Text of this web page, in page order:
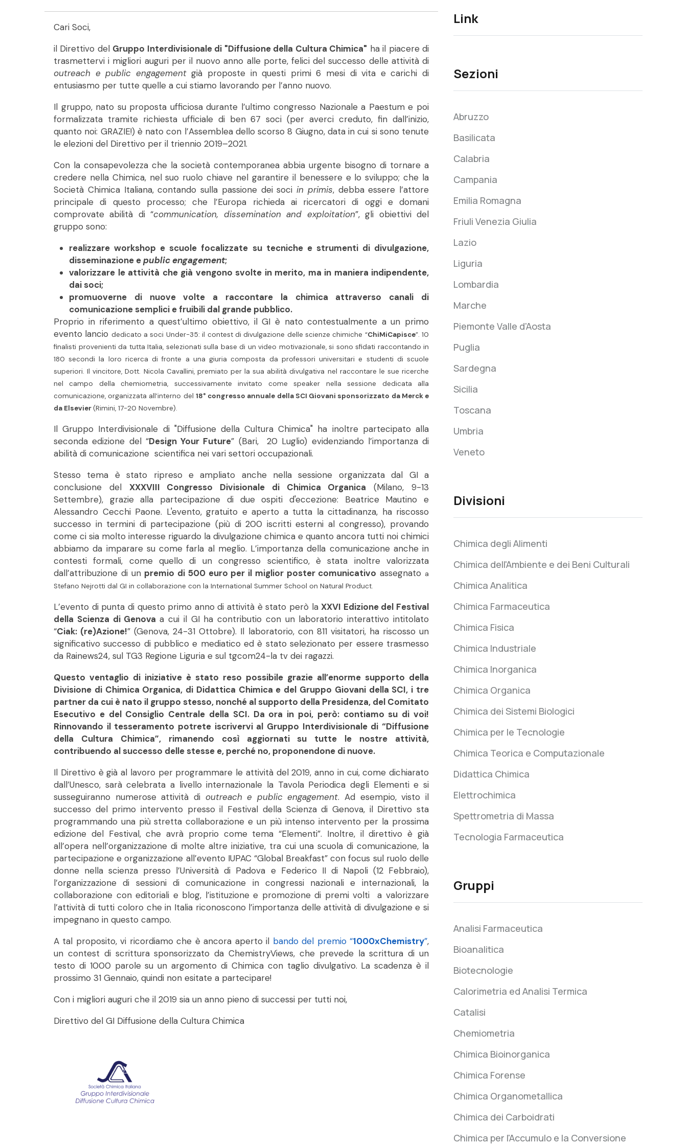
Cari Soci,
il Direttivo del Gruppo Interdivisionale di "Diffusione della Cultura Chimica" ha il piacere di
trasmettervi i migliori auguri per il nuovo anno alle porte, felici del successo delle attività di
outreach e public engagementgià proposte in questi primi 6 mesi di vita e carichi di
entusiasmo per tutte quelle a cui stiamo lavorando per l’anno nuovo.
Il gruppo, nato su proposta ufficiosa durante l’ultimo congresso Nazionale a Paestum e poi
formalizzata tramite richiesta ufficiale di ben 67 soci (per averci creduto, fin dall’inizio,
quanto noi: GRAZIE!) è nato con l’Assemblea dello scorso 8 Giugno, data in cui si sono tenute
le elezioni del Direttivo per il triennio 2019–2021.
Con la consapevolezza che la società contemporanea abbia urgente bisogno di tornare a
credere nella Chimica, nel suo ruolo chiave nel garantire il benessere e lo sviluppo; che la
Società Chimica Italiana, contando sulla passione dei soci in primis, debba essere l’attore
principale di questo processo; che l’Europa richieda ai ricercatori di oggi e domani
comprovate abilità di “communication, dissemination and exploitation”, gli obiettivi del
gruppo sono:
realizzare workshop e scuole focalizzate su tecniche e strumenti di divulgazione,
disseminazione epublic engagement;
valorizzare le attività che già vengono svolte in merito, ma in maniera indipendente,
dai soci;
promuoverne di nuove volte a raccontare la chimica attraverso canali di
comunicazione semplici e fruibili dal grande pubblico.
Proprio in riferimento a quest’ultimo obiettivo, il GI è nato contestualmente a un primo
evento lancio dedicato a soci Under-35: il contest di divulgazione delle scienze chimiche “ChiMiCapisce”. 10
finalisti provenienti da tutta Italia, selezionati sulla base di un video motivazionale, si sono sfidati raccontando in
180 secondi la loro ricerca di fronte a una giuria composta da professori universitari e studenti di scuole
superiori. Il vincitore, Dott. Nicola Cavallini, premiato per la sua abilità divulgativa nel raccontare le sue ricerche
nel campo della chemiometria, successivamente invitato come speaker nella sessione dedicata alla
comunicazione, organizzata all’interno del 18° congresso annuale della SCI Giovani sponsorizzato da Merck e
da Elsevier(Rimini, 17-20 Novembre).
Il Gruppo Interdivisionale di "Diffusione della Cultura Chimica" ha inoltre partecipato alla
seconda edizione del “Design Your Future” (Bari, 20 Luglio) evidenziando l’importanza di
abilità di comunicazione scientifica nei vari settori occupazionali.
Stesso tema è stato ripreso e ampliato anche nella sessione organizzata dal GI a
conclusione del XXXVIII Congresso Divisionale di Chimica Organica (Milano, 9-13
Settembre), grazie alla partecipazione di due ospiti d'eccezione: Beatrice Mautino e
Alessandro Cecchi Paone. L'evento, gratuito e aperto a tutta la cittadinanza, ha riscosso
successo in termini di partecipazione (più di 200 iscritti esterni al congresso), provando
come ci sia molto interesse riguardo la divulgazione chimica e quanto ancora tutti noi chimici
abbiamo da imparare su come farla al meglio. L’importanza della comunicazione anche in
contesti formali, come quello di un congresso scientifico, è stata inoltre valorizzata
dall’attribuzione di un premio di 500 euro per il miglior poster comunicativo assegnato a
Stefano Nejrotti dal GI in collaborazione con la International Summer School on Natural Product.
L’evento di punta di questo primo anno di attività è stato però laXXVI Edizione del Festival
della Scienza di Genovaa cui il GI ha contributio con un laboratorio interattivo intitolato
“Ciak: (re)Azione!” (Genova, 24-31 Ottobre). Il laboratorio, con 811 visitatori, ha riscosso un
significativo successo di pubblico e mediatico ed è stato selezionato per essere trasmesso
da Rainews24, sul TG3 Regione Liguria e sul tgcom24-la tv dei ragazzi.
Questo ventaglio di iniziative è stato reso possibile grazie all’enorme supporto della
Divisione di Chimica Organica, di Didattica Chimica e del Gruppo Giovani della SCI, i tre
partner da cui è nato il gruppo stesso, nonché al supporto della Presidenza, del Comitato
Esecutivo e del Consiglio Centrale della SCI. Da ora in poi, però: contiamo su di voi!
Rinnovando il tesseramento potrete iscrivervi al Gruppo Interdivisionale di “Diffusione
della Cultura Chimica”, rimanendo così aggiornati su tutte le nostre attività,
contribuendo al successo delle stesse e, perché no, proponendone di nuove.
Il Direttivo è già al lavoro per programmare le attività del 2019, anno in cui, come dichiarato
dall’Unesco, sarà celebrata a livello internazionale la Tavola Periodica degli Elementi e si
susseguiranno numerose attività di outreach e public engagement. Ad esempio, visto il
successo del primo intervento presso il Festival della Scienza di Genova, il Direttivo sta
programmando una più stretta collaborazione e un più intenso intervento per la prossima
edizione del Festival, che avrà proprio come tema “Elementi”. Inoltre, il direttivo è già
all’opera nell’organizzazione di molte altre iniziative, tra cui una scuola di comunicazione, la
partecipazione e organizzazione all’evento IUPAC “Global Breakfast” con focus sul ruolo delle
donne nella scienza presso l’Università di Padova e Federico II di Napoli (12 Febbraio),
l’organizzazione di sessioni di comunicazione in congressi nazionali e internazionali, la
collaborazione con editoriali e blog, l’istituzione e promozione di premi volti a valorizzare
l’attività di tutti coloro che in Italia riconoscono l’importanza delle attività di divulgazione e si
impegnano in questo campo.
A tal proposito, vi ricordiamo che è ancora aperto il bando del premio “1000xChemistry”,
un contest di scrittura sponsorizzato da ChemistryViews, che prevede la scrittura di un
testo di 1000 parole su un argomento di Chimica con taglio divulgativo. La scadenza è il
prossimo 31 Gennaio, quindi non esitate a partecipare!
Con i migliori auguri che il 2019 sia un anno pieno di successi per tutti noi,
Direttivo del GI Diffusione della Cultura Chimica
Link
Sezioni
Abruzzo
Basilicata
Calabria
Campania
Emilia Romagna
Friuli Venezia Giulia
Lazio
Liguria
Lombardia
Marche
Piemonte Valle d'Aosta
Puglia
Sardegna
Sicilia
Toscana
Umbria
Veneto
Divisioni
Chimica degli Alimenti
Chimica dell'Ambiente e dei Beni Culturali
Chimica Analitica
Chimica Farmaceutica
Chimica Fisica
Chimica Industriale
Chimica Inorganica
Chimica Organica
Chimica dei Sistemi Biologici
Chimica per le Tecnologie
Chimica Teorica e Computazionale
Didattica Chimica
Elettrochimica
Spettrometria di Massa
Tecnologia Farmaceutica
Gruppi
Analisi Farmaceutica
Bioanalitica
Biotecnologie
Calorimetria ed Analisi Termica
Catalisi
Chemiometria
Chimica Bioinorganica
Chimica Forense
Chimica Organometallica
Chimica dei Carboidrati
Chimica per l'Accumulo e la Conversione